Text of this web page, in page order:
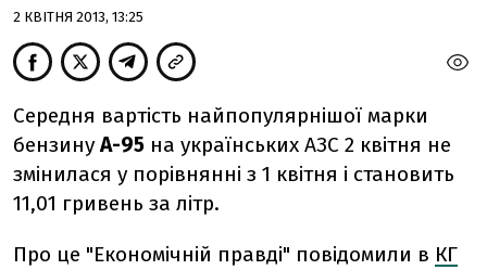
2 КВІТНЯ 2013, 13:25
Середня вартість найпопулярнішої марки
бензинуА-95 на українських АЗС 2 квітня не
змінилася у порівнянні з 1 квітня і становить
11,01 гривень за літр.
Про це "Економічній правді" повідомили в КГ